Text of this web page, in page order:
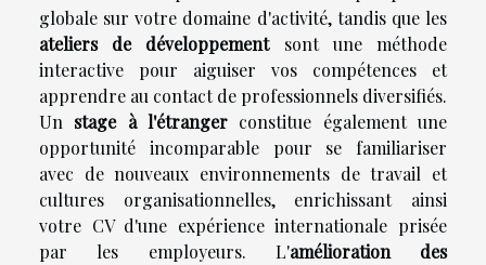
globale sur votre domaine d'activité, tandis que les
ateliers de développementsont une méthode
interactive pour aiguiser vos compétences et
apprendre au contact de professionnels diversifiés.
Un stage à l'étranger constitue également une
opportunité incomparable pour se familiariser
avec de nouveaux environnements de travail et
cultures organisationnelles, enrichissant ainsi
votre CV d'une expérience internationale prisée
par les employeurs. L'amélioration des